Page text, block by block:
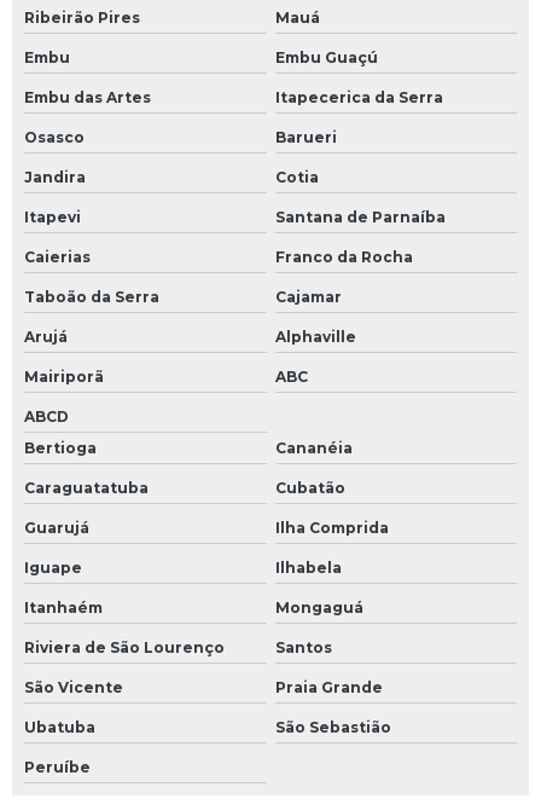
Ribeirão Pires Mauá
Embu Embu Guaçú
Embu das Artes Itapecerica da Serra
Osasco Barueri
Jandira Cotia
Itapevi Santana de Parnaíba
Caierias Franco da Rocha
Taboão da Serra Cajamar
Arujá Alphaville
Mairiporã ABC
ABCD
Bertioga
Cananéia
Caraguatatuba Cubatão
Guarujá Ilha Comprida
Iguape Ilhabela
Itanhaém Mongaguá
Riviera de São Lourenço Santos
São Vicente Praia Grande
Ubatuba São Sebastião
Peruíbe